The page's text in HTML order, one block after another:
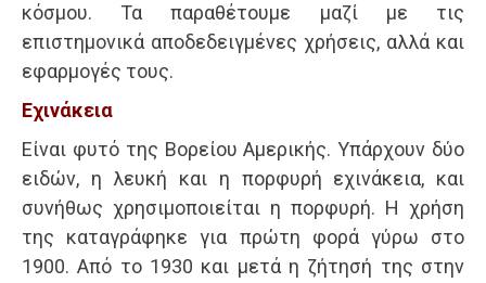
κόσμου. Τα παραθέτουμε μαζί με τις
επιστημονικά αποδεδειγμένες χρήσεις, αλλά και
εφαρμογές τους.
Εχινάκεια
Είναι φυτό της Βορείου Αμερικής. Υπάρχουν δύο
ειδών, η λευκή και η πορφυρή εχινάκεια, και
συνήθως χρησιμοποιείται η πορφυρή. Η χρήση
της καταγράφηκε για πρώτη φορά γύρω στο
1900. Από το 1930 και μετά η ζήτησή της στην